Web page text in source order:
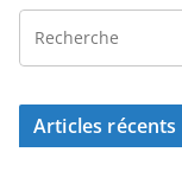
Articles récents